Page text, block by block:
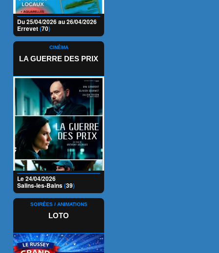
Du 25/04/2026 au 26/04/2026
Errevet(70)
CINÉMA
LA GUERRE DES PRIX
Le 24/04/2026
Salins-les-Bains(39)
SOIRÉES / ANIMATIONS
LOTO